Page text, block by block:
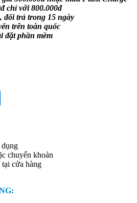
chỉ với 800.000đ
đổi trả trong 15 ngày
trên toàn quốc
đặt phần mềm
dụng
chuyển khoản
cửa hàng